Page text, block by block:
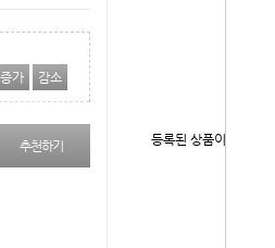
증가
감소
추천하기 등록된 상품이 없습니다.